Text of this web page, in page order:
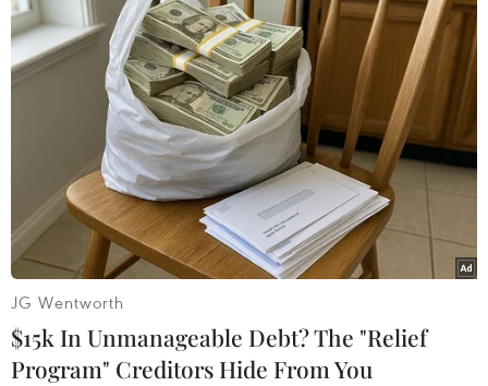
Sandra Bullock, Halle Berry và Salma Hayek
JG Wentworth
$15k In Unmanageable Debt? The "Relief
Program" Creditors Hide From You